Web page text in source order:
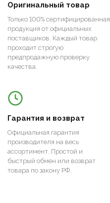
Оригинальный товар
Только 100% сертифицированная
продукция от официальных
поставщиков. Каждый товар
проходит строгую
предпродажную проверку
качества.
Гарантия и возврат
Официальная гарантия
производителя на весь
ассортимент. Простой и
быстрый обмен или возврат
товара по закону РФ.